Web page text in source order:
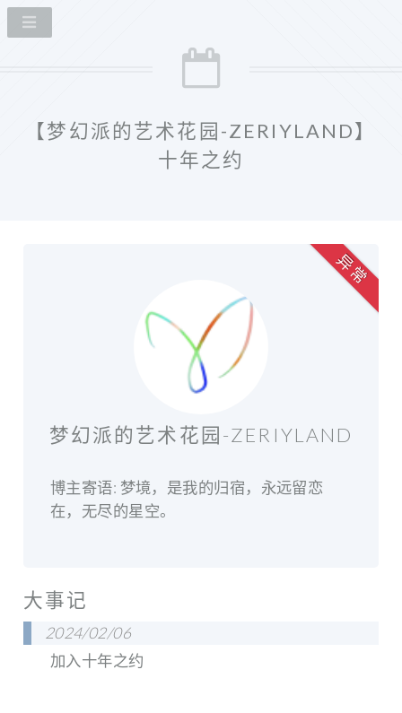
【梦幻派的艺术花园-ZERIYLAND】
十年之约
梦幻派的艺术花园-ZERIYLAND
博主寄语: 梦境，是我的归宿，永远留恋
在，无尽的星空。
异 常
大事记
2024/02/06
加入十年之约